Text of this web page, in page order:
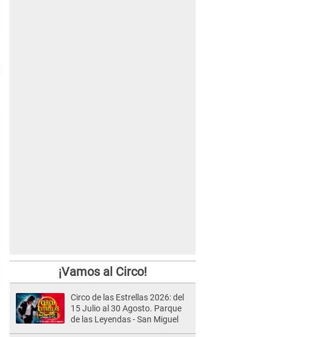
¡Vamos al Circo!
Circo de las Estrellas 2026: del
15 Julio al 30 Agosto. Parque
de las Leyendas - San Miguel